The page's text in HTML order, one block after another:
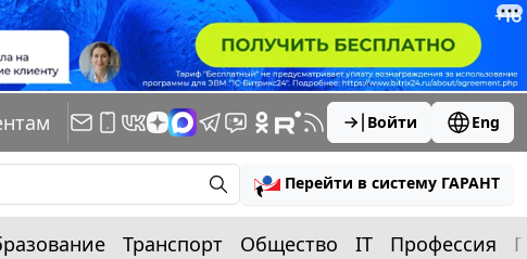
Войти Eng
Перейти в систему ГАРАНТ
Транспорт Общество IT Профессия